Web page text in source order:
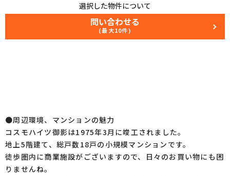
選択した物件について
問い合わせる
(最大10件)
●周辺環境、マンションの魅力
コスモハイツ御影は1975年3月に竣工されました。
地上5階建て、総戸数18戸の小規模マンションです。
徒歩圏内に商業施設がございますので、日々のお買い物にも困
りませんね。